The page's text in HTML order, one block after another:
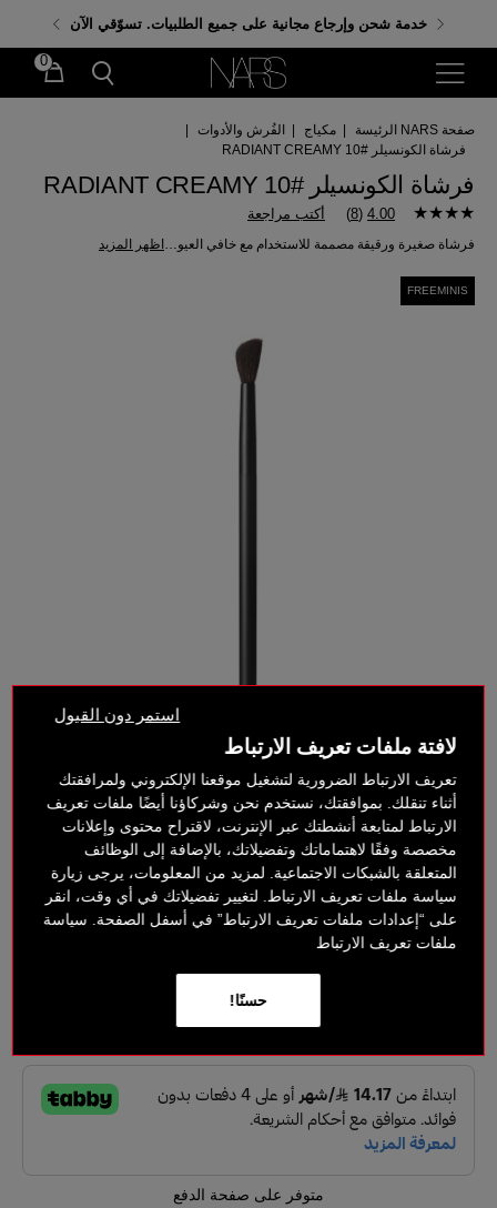
احصلي على هدايا مجانية عند إنفاق 350 ر.س. باستخدام
الكود: GIFTS
خدمة شحن وإرجاع مجانية على جميع الطلبيات. تسوّقي الآن
0
استمر دون القبول
لافتة ملفات تعريف الارتباط
تعريف الارتباط الضرورية لتشغيل موقعنا الإلكتروني ولمرافقتك
أثناء تنقلك. بموافقتك، نستخدم نحن وشركاؤنا أيضًا ملفات تعريف
الارتباط لمتابعة أنشطتك عبر الإنترنت، لاقتراح محتوى وإعلانات
مخصصة وفقًا لاهتماماتك وتفضيلاتك، بالإضافة إلى الوظائف
المتعلقة بالشبكات الاجتماعية. لمزيد من المعلومات، يرجى زيارة
سياسة ملفات تعريف الارتباط. لتغيير تفضيلاتك في أي وقت، انقر
على “إعدادات ملفات تعريف الارتباط” في أسفل الصفحة. سياسة
ملفات تعريف الارتباط
حسنًا!
صفحة NARS الرئيسة مكياج الفُرش والأدوات
فرشاة الكونسيلر #10 RADIANT CREAMY
فرشاة الكونسيلر #10 RADIANT CREAMY
4.00
(
8
) أكتب مراجعة
فرشاة صغيرة ورقيقة مصممة للاستخدام مع خافي العيوب الكريمي Radiant الأكثر مبيعًا. اظهر المزيد
FREEMINIS
‎ ⃁ 145 ‎
خيارات الدفع بدون فائدة
متوفر على صفحة الدفع